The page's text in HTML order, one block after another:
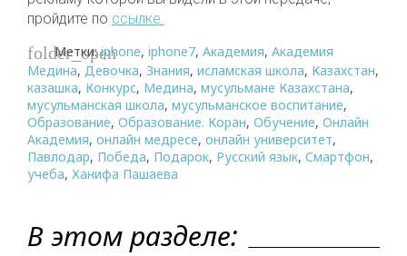
пройдите по ссылке.
folder_open
Метки:iphone, iphone7, Академия, Академия
Медина, Девочка, Знания, исламская школа, Казахстан,
казашка, Конкурс, Медина, мусульмане Казахстана,
мусульманская школа, мусульманское воспитание,
Образование, Образование. Коран, Обучение, Онлайн
Академия, онлайн медресе, онлайн университет,
Павлодар, Победа, Подарок, Русский язык, Смартфон,
учеба, Ханифа Пашаева
В этом разделе: